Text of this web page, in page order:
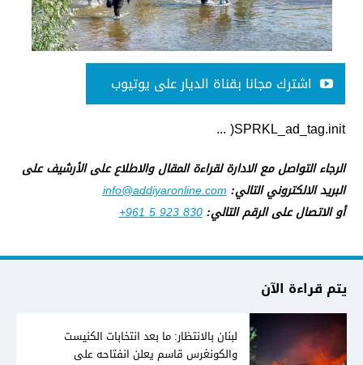
اشترك مجانا بقناة الديار على يوتيوب
SPRKL_ad_tag.init( ...
الرجاء التواصل مع الادارة لقراءة المقال والاطلاع على الأرشيف على
البريد الالكتروني التالي:info@addiyaronline.com
أو الاتصال على الرقم التالي:+961 5 923 830
يتم قراءة الآن
لبنان بالانتظار: ما بعد انتخابات الكنيست
والكونغرس قاسم يعلن انفتاحه على